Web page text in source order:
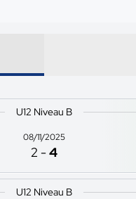
U12 Niveau B
08/11/2025
2 -4
U12 Niveau B